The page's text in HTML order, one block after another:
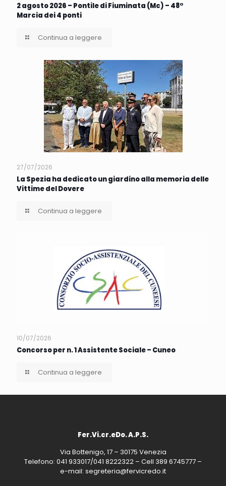
2 agosto 2026 – Pontile di Fiuminata (Mc) – 48°
Marcia dei 4 ponti
Continua a leggere
27/07/2026
La Spezia ha dedicato un giardino alla memoria delle
Vittime del Dovere
Continua a leggere
10/07/2026
Concorso per n. 1 Assistente Sociale – Cuneo
Continua a leggere
Fer.Vi.cr.eDo. A.P.S.
Via Bottenigo, 17 – 30175 Venezia
Telefono: 041 933017/041 8222322 – Cell 389 6745777 –
e-mail: segreteria@fervicredo.it